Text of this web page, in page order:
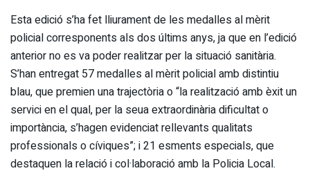
Esta edició s’ha fet lliurament de les medalles al mèrit
policial corresponents als dos últims anys, ja que en l’edició
anterior no es va poder realitzar per la situació sanitària.
S’han entregat 57 medalles al mèrit policial amb distintiu
blau, que premien una trajectòria o “la realització amb èxit un
servici en el qual, per la seua extraordinària dificultat o
importància, s’hagen evidenciat rellevants qualitats
professionals o cíviques”; i 21 esments especials, que
destaquen la relació i col·laboració amb la Policia Local.